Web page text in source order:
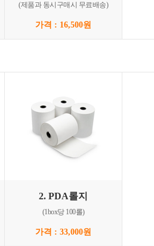
(제품과 동시구매시 무료배송)
가격 : 16,500원
2. PDA롤지
(1box당 100롤)
가격 : 33,000원